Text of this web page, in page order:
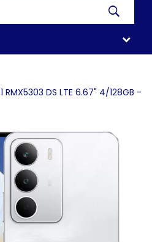
DS LTE 6.67" 4/128GB -